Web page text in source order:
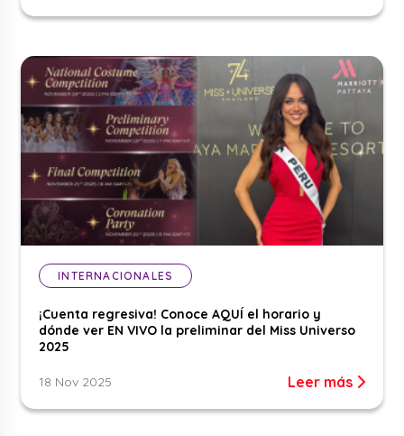
INTERNACIONALES
¡Cuenta regresiva! Conoce AQUÍ el horario y
dónde ver EN VIVO la preliminar del Miss Universo
2025
18 Nov 2025 Leer más